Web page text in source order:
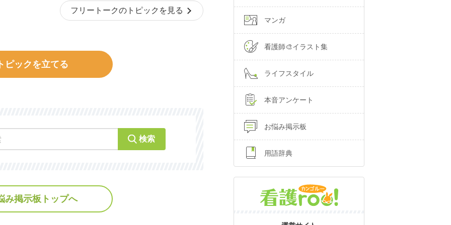
フリートークのトピックを見る
ピックを立てる
検索
み掲示板トップへ
マンガ
看護師🎨イラスト集
ライフスタイル
本音アンケート
お悩み掲示板
用語辞典